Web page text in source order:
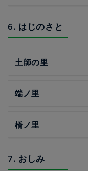
6. はじのさと
土師の里
端ノ里
橋ノ里
7. おしみ